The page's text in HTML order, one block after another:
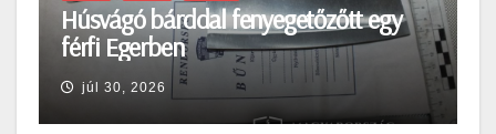
Húsvágó bárddal fenyegetőzőtt egy
férfi Egerben
júl 30, 2026